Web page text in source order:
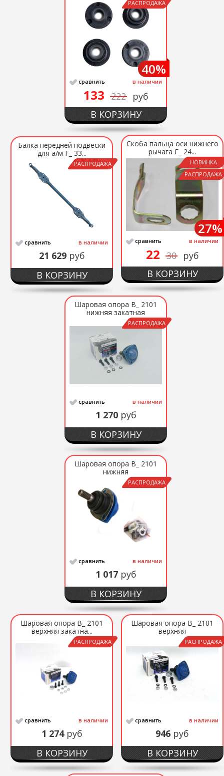
РАСПРОДАЖА
сравнить в наличии
133 222 руб
40%
В КОРЗИНУ
РАСПРОДАЖА
Балка передней подвески
для а/м Г_ 33...
сравнить в наличии
21 629 руб
В КОРЗИНУ
НОВИНКА
РАСПРОДАЖА
Скоба пальца оси нижнего
рычага Г_ 24...
сравнить в наличии
22 30 руб
27%
В КОРЗИНУ
РАСПРОДАЖА
Шаровая опора В_ 2101
нижняя закатная
сравнить в наличии
1 270 руб
В КОРЗИНУ
РАСПРОДАЖА
Шаровая опора В_ 2101
нижняя
сравнить в наличии
1 017 руб
В КОРЗИНУ
РАСПРОДАЖА
Шаровая опора В_ 2101
верхняя закатна...
сравнить в наличии
1 274 руб
В КОРЗИНУ
РАСПРОДАЖА
Шаровая опора В_ 2101
верхняя
сравнить в наличии
946 руб
В КОРЗИНУ